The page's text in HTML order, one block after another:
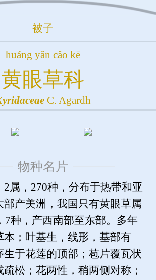
被子
huáng yǎn cǎo kē
黄眼草科
C. Agardh
物种名片
属，270种，分布于热带和亚
部产美洲，我国只有黄眼草属
7种，产西南部至东部。多年
本；叶基生，线形，基部有
生于花莲的顶部；苞片覆瓦状
松；花两性，稍两侧对称；